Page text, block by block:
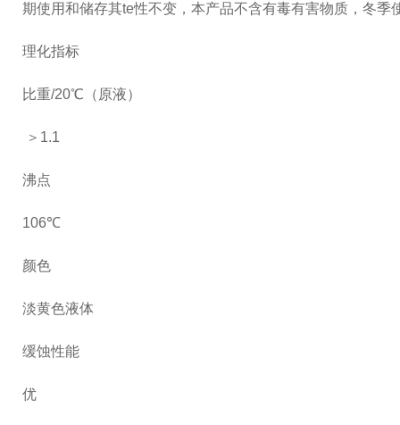
期使用和储存其te性不变，本产品不含有毒有害物质，冬
理化指标
比重/20℃（原液）
＞1.1
沸点
106℃
颜色
淡黄色液体
缓蚀性能
优